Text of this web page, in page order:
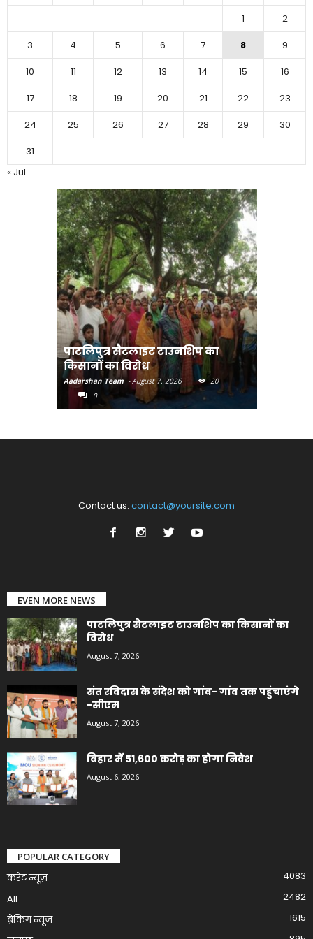
1
2
3
4 5 6 7 8
9
10
11 12 13 14 15
16
17
18 19 20 21 22
23
24
25 26 27 28 29
30
31
« Jul
पाटलिपुत्र सैटलाइट टाउनशिप का
किसानों का विरोध
Aadarshan Team - August 7, 2026
20
0
Contact us: contact@yoursite.com
EVEN MORE NEWS
पाटलिपुत्र सैटलाइट टाउनशिप का किसानों का
विरोध
August 7, 2026
संत रविदास के संदेश को गांव- गांव तक पहुंचाएंगे
-सीएम
August 7, 2026
बिहार में 51,600 करोड़ का होगा निवेश
August 6, 2026
POPULAR CATEGORY
करेंट न्यूज़
4083
All
2482
ब्रेकिंग न्यूज
1615